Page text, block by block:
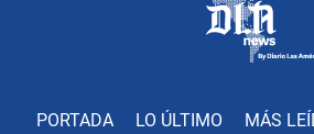
PORTADA LO ÚLTIMO MÁS